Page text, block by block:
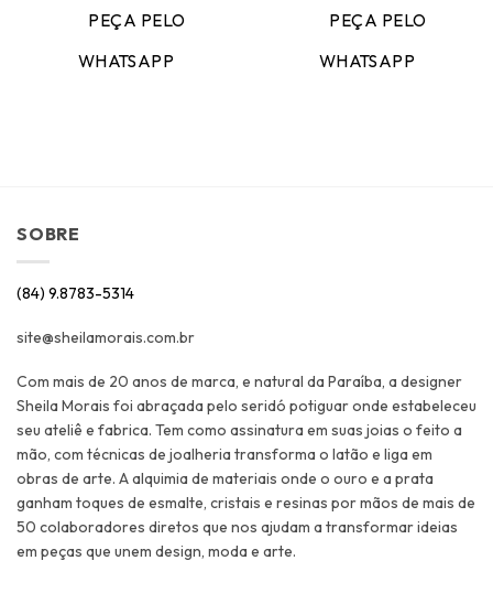
PEÇA PELO
WHATSAPP
PEÇA PELO
WHATSAPP
SOBRE
(84) 9.8783-5314
site@sheilamorais.com.br
Com mais de 20 anos de marca, e natural da Paraíba, a designer
Sheila Morais foi abraçada pelo seridó potiguar onde estabeleceu
seu ateliê e fabrica. Tem como assinatura em suas joias o feito a
mão, com técnicas de joalheria transforma o latão e liga em
obras de arte. A alquimia de materiais onde o ouro e a prata
ganham toques de esmalte, cristais e resinas por mãos de mais de
50 colaboradores diretos que nos ajudam a transformar ideias
em peças que unem design, moda e arte.